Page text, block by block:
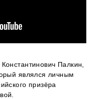
Палкин,
являлся личным
призёра